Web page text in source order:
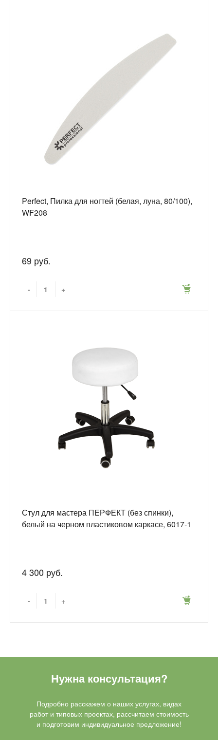
Perfect, Пилка для ногтей (белая, луна, 80/100),
WF208
69 руб.
- +
Стул для мастера ПЕРФЕКТ (без спинки),
белый на черном пластиковом каркасе, 6017-1
4 300 руб.
- +
Нужна консультация?
Подробно расскажем о наших услугах, видах
работ и типовых проектах, рассчитаем стоимость
и подготовим индивидуальное предложение!